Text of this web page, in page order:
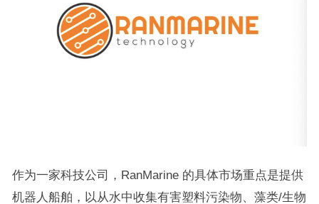
作为一家科技公司，RanMarine 的具体市场重点是提供
机器人船舶，以从水中收集有害塑料污染物、藻类/生物